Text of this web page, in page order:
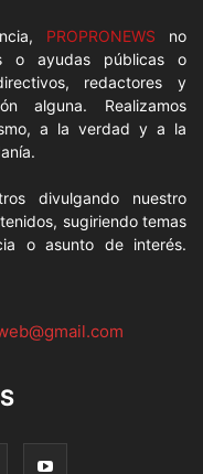
PROPRONEWS no
o ayudas públicas o
redactores y
alguna. Realizamos
a la verdad y a la
divulgando nuestro
sugiriendo temas
o asunto de interés.